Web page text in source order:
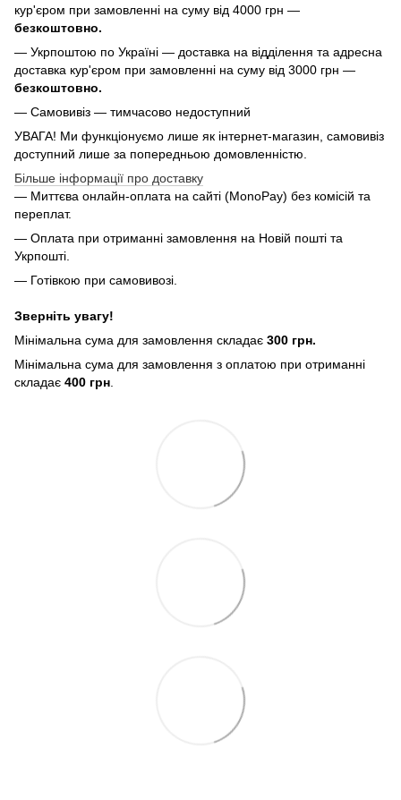
кур'єром при замовленні на суму від 4000 грн —
безкоштовно.
— Укрпоштою по Україні — доставка на відділення та адресна
доставка кур'єром при замовленні на суму від 3000 грн —
безкоштовно.
— Самовивіз — тимчасово недоступний
УВАГА! Ми функціонуємо лише як інтернет-магазин, самовивіз
доступний лише за попередньою домовленністю.
Більше інформації про доставку
— Миттєва онлайн-оплата на сайті (MonoPay) без комісій та
переплат.
— Оплата при отриманні замовлення на Новій пошті та
Укрпошті.
— Готівкою при самовивозі.
Зверніть увагу!
Мінімальна сума для замовлення складає 300 грн.
Мінімальна сума для замовлення з оплатою при отриманні
складає 400 грн